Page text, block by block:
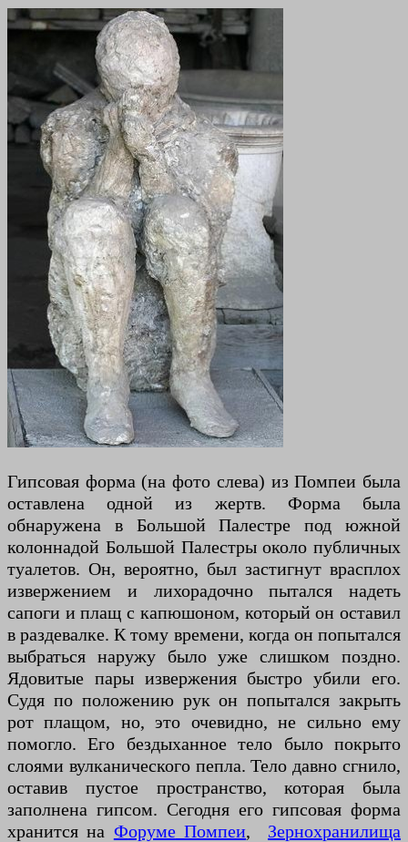
Гипсовая форма (на фото слева) из Помпеи была
оставлена одной из жертв. Форма была
обнаружена в Большой Палестре под южной
колоннадой Большой Палестры около публичных
туалетов. Он, вероятно, был застигнут врасплох
извержением и лихорадочно пытался надеть
сапоги и плащ с капюшоном, который он оставил
в раздевалке. К тому времени, когда он попытался
выбраться наружу было уже слишком поздно.
Ядовитые пары извержения быстро убили его.
Судя по положению рук он попытался закрыть
рот плащом, но, это очевидно, не сильно ему
помогло. Его бездыханное тело было покрыто
слоями вулканического пепла. Тело давно сгнило,
оставив пустое пространство, которая была
заполнена гипсом. Сегодня его гипсовая форма
хранится на ФорумеПомпеи,
Зернохранилища